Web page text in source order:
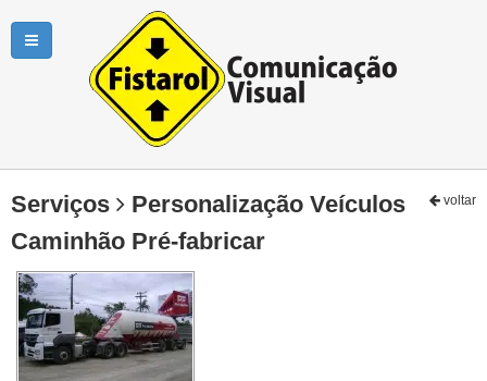
Serviços Personalização Veículos voltar
Caminhão Pré-fabricar